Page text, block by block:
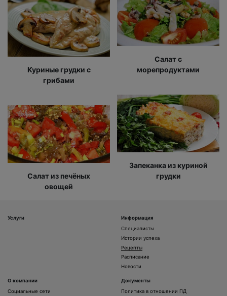
Куриные грудки с
грибами
Салат из печёных
овощей
Салат с
морепродуктами
Запеканка из куриной
грудки
Услуги
Информация
Специалисты
Истории успеха
Рецепты
Расписание
Новости
О компании
Социальные сети
Документы
Политика в отношении ПД